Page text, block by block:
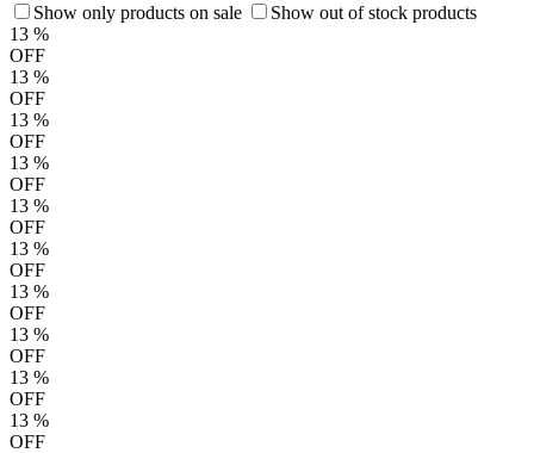
Show only products on sale
Show out of stock products
13 %
OFF
13 %
OFF
13 %
OFF
13 %
OFF
13 %
OFF
13 %
OFF
13 %
OFF
13 %
OFF
13 %
OFF
13 %
OFF